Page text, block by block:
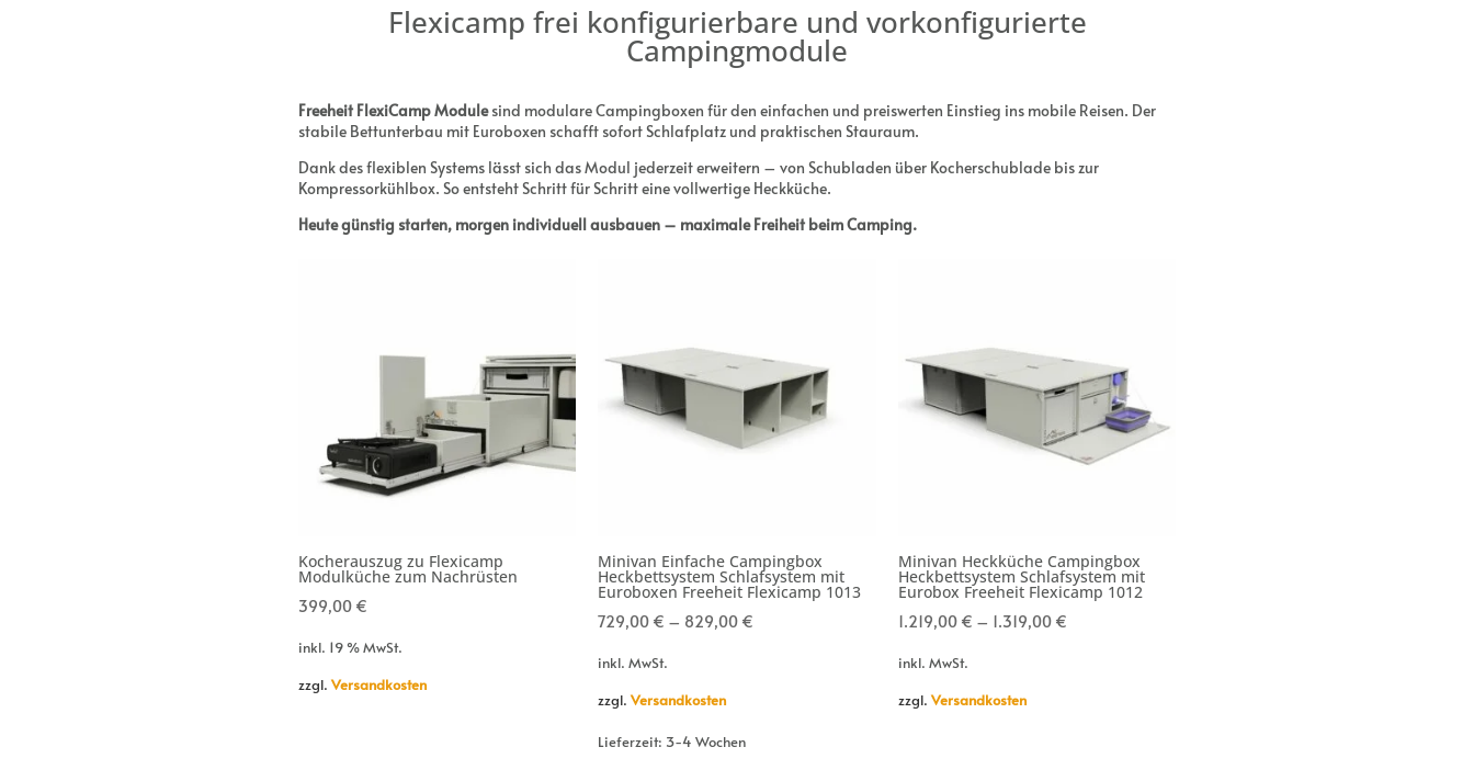
Flexicamp frei konfigurierbare und vorkonfigurierte
Campingmodule
Freeheit FlexiCamp Modulesind modulare Campingboxen für den einfachen und preiswerten Einstieg ins mobile Reisen. Der
stabile Bettunterbau mit Euroboxen schafft sofort Schlafplatz und praktischen Stauraum.
Dank des flexiblen Systems lässt sich das Modul jederzeit erweitern – von Schubladen über Kocherschublade bis zur
Kompressorkühlbox. So entsteht Schritt für Schritt eine vollwertige Heckküche.
Heute günstig starten, morgen individuell ausbauen – maximale Freiheit beim Camping.
Kocherauszug zu Flexicamp
Modulküche zum Nachrüsten
399,00 €
inkl. 19 % MwSt.
zzgl.Versandkosten
Minivan Einfache Campingbox
Heckbettsystem Schlafsystem mit
Euroboxen Freeheit Flexicamp 1013
729,00 € – 829,00 €
inkl. MwSt.
zzgl.Versandkosten
Lieferzeit: 3-4 Wochen
Minivan Heckküche Campingbox
Heckbettsystem Schlafsystem mit
Eurobox Freeheit Flexicamp 1012
1.219,00 € – 1.319,00 €
inkl. MwSt.
zzgl.Versandkosten